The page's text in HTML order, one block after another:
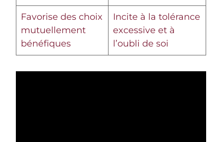
Favorise des choix
mutuellement
bénéfiques
Incite à la tolérance
excessive et à
l’oubli de soi